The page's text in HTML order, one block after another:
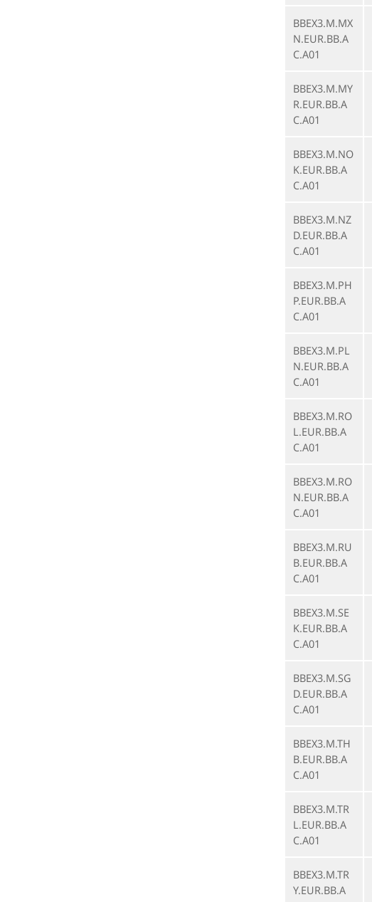
BBEX3.M.MX
N.EUR.BB.A
C.A01
BBEX3.M.MY
R.EUR.BB.A
C.A01
BBEX3.M.NO
K.EUR.BB.A
C.A01
BBEX3.M.NZ
D.EUR.BB.A
C.A01
BBEX3.M.PH
P.EUR.BB.A
C.A01
BBEX3.M.PL
N.EUR.BB.A
C.A01
BBEX3.M.RO
L.EUR.BB.A
C.A01
BBEX3.M.RO
N.EUR.BB.A
C.A01
BBEX3.M.RU
B.EUR.BB.A
C.A01
BBEX3.M.SE
K.EUR.BB.A
C.A01
BBEX3.M.SG
D.EUR.BB.A
C.A01
BBEX3.M.TH
B.EUR.BB.A
C.A01
BBEX3.M.TR
L.EUR.BB.A
C.A01
BBEX3.M.TR
Y.EUR.BB.A